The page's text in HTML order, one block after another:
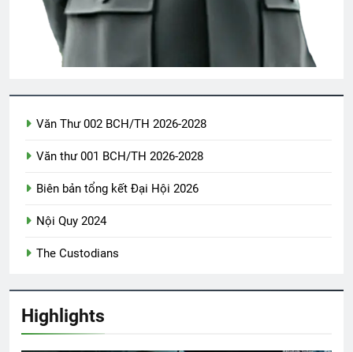
2 Years Ago
CTBCTY Tập III chương 33
2 Years Ago
ÁNH SÁNG HIỆN CÓ TRONG MÙA
Văn Thư 002 BCH/TH 2026-2028
Văn thư 001 BCH/TH 2026-2028
Biên bản tổng kết Đại Hội 2026
Nội Quy 2024
The Custodians
Highlights